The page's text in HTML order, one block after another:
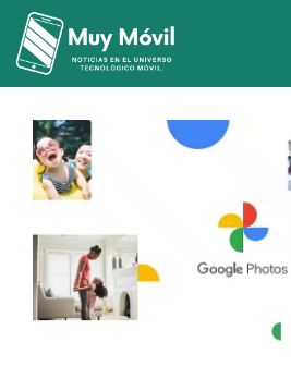
Saltar
contenido